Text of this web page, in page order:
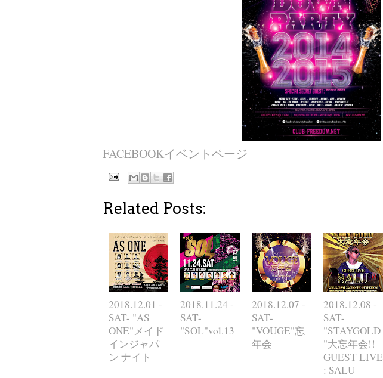
FACEBOOKイベントページ
Related Posts:
2018.12.01 -
SAT- "AS
ONE"メイド
インジャパ
ン ナイト
2018.11.24 -
SAT-
"SOL"vol.13
2018.12.07 -
SAT-
"VOUGE"忘
年会
2018.12.08 -
SAT-
"STAYGOLD
"大忘年会!!
GUEST LIVE
: SALU